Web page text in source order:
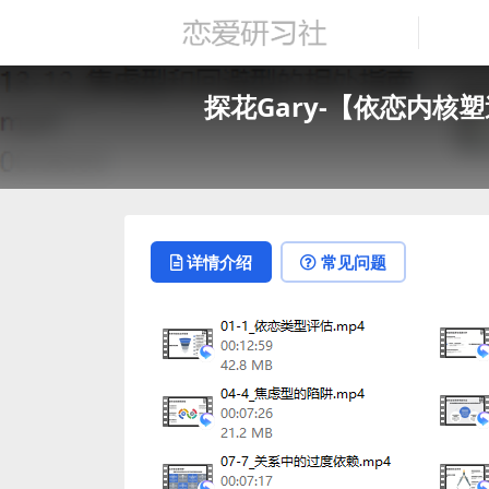
探花Gary-【依恋内核
详情介绍 常见问题